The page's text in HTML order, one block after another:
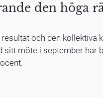
den höga
och den kollektiva
sitt möte i september har